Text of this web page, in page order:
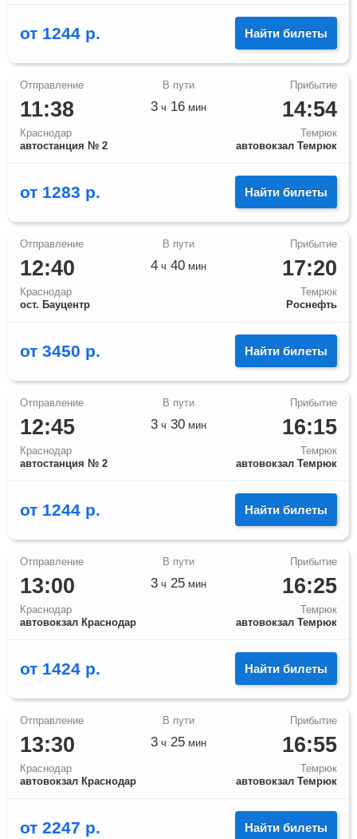
от 1244 р. Найти билеты
11:38
Краснодар
автостанция № 2
14:54
Темрюк
автовокзал Темрюк
3 ч 16 мин
от 1283 р. Найти билеты
12:40
Краснодар
ост. Бауцентр
17:20
Темрюк
Роснефть
4 ч 40 мин
от 3450 р. Найти билеты
12:45
Краснодар
автостанция № 2
16:15
Темрюк
автовокзал Темрюк
3 ч 30 мин
от 1244 р. Найти билеты
13:00
Краснодар
автовокзал Краснодар
16:25
Темрюк
автовокзал Темрюк
3 ч 25 мин
от 1424 р. Найти билеты
13:30
Краснодар
автовокзал Краснодар
16:55
Темрюк
автовокзал Темрюк
3 ч 25 мин
от 2247 р. Найти билеты